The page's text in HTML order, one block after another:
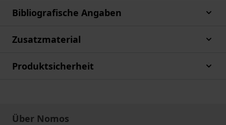
Bibliografische Angaben
Zusatzmaterial
Produktsicherheit
Über Nomos